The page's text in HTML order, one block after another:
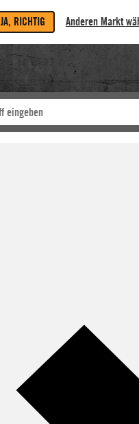
JA, RICHTIG Anderen Markt